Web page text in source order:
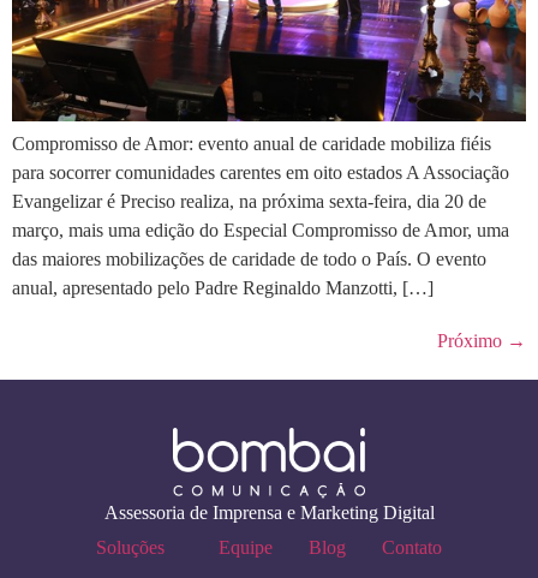
Compromisso de Amor: evento anual de caridade mobiliza fiéis
para socorrer comunidades carentes em oito estados A Associação
Evangelizar é Preciso realiza, na próxima sexta-feira, dia 20 de
março, mais uma edição do Especial Compromisso de Amor, uma
das maiores mobilizações de caridade de todo o País. O evento
anual, apresentado pelo Padre Reginaldo Manzotti, […]
Próximo →
Assessoria de Imprensa e Marketing Digital
Soluções
Equipe Blog Contato